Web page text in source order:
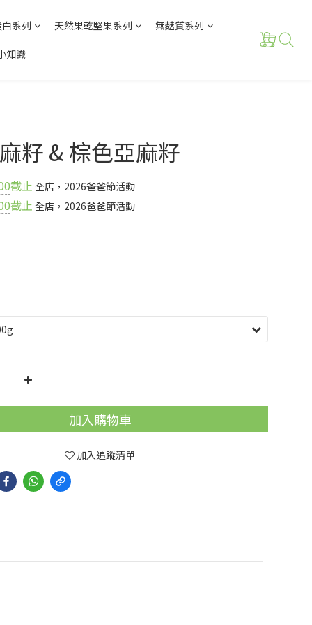
系列 天然果乾堅果系列 無麩質系列
知識
籽 & 棕色亞麻籽
截止 全店，2026爸爸節活動
截止 全店，2026爸爸節活動
加入購物車
加入追蹤清單